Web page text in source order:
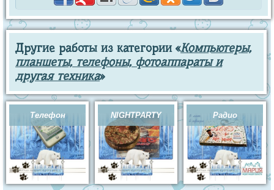
Другие работы из категории «Компьютеры,
планшеты, телефоны, фотоаппараты и
другая техника»
Телефон NIGHTPARTY Радио